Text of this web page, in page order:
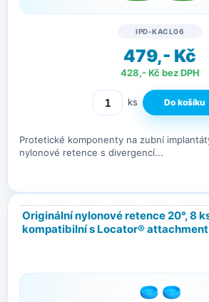
IPD-KACL06
479,- Kč
428,- Kč bez DPH
ks
Protetické komponenty na zubní
nylonové retence s divergencí...
Originální nylonové retence 20°, 8
kompatibilní s Locator® attachment